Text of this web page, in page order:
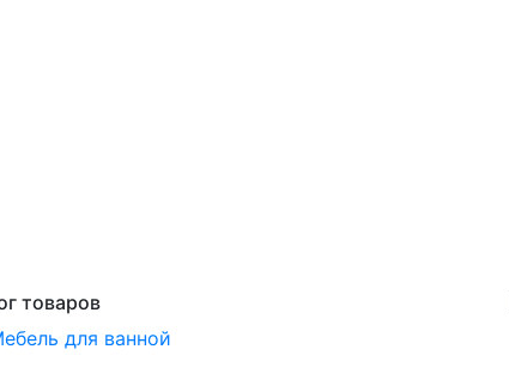
товаров
для ванной